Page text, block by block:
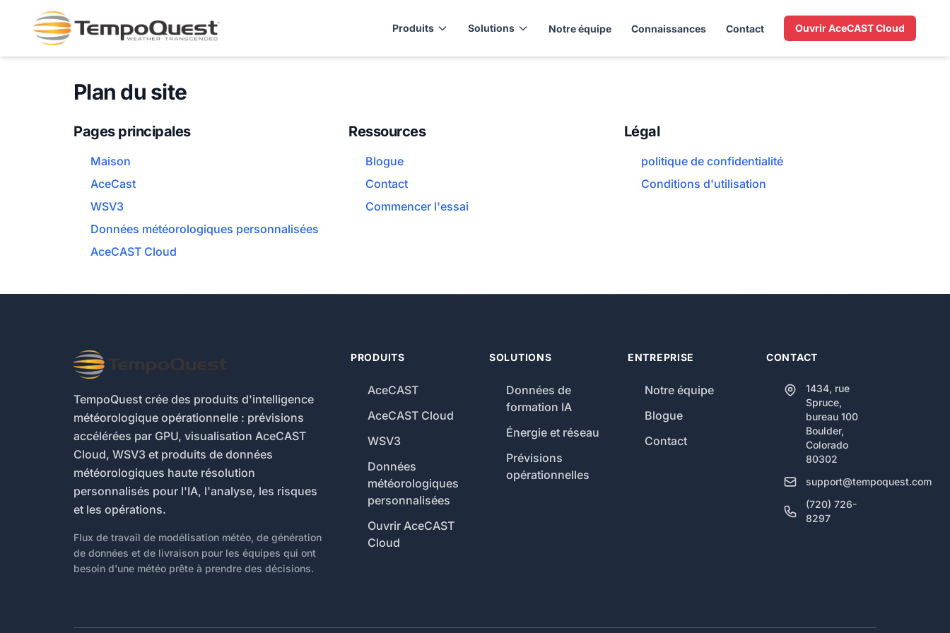
Produits Solutions Notre équipe Connaissances Contact Ouvrir AceCAST Cloud
Plan du site
Pages principales
Maison
AceCast
WSV3
Données météorologiques personnalisées
AceCAST Cloud
Ressources
Blogue
Contact
Commencer l'essai
Légal
politique de confidentialité
Conditions d'utilisation
TempoQuest crée des produits d'intelligence
météorologique opérationnelle : prévisions
accélérées par GPU, visualisation AceCAST
Cloud, WSV3 et produits de données
météorologiques haute résolution
personnalisés pour l'IA, l'analyse, les risques
et les opérations.
Flux de travail de modélisation météo, de génération
de données et de livraison pour les équipes qui ont
besoin d'une météo prête à prendre des décisions.
PRODUITS
AceCAST
AceCAST Cloud
WSV3
Données
météorologiques
personnalisées
Ouvrir AceCAST
Cloud
SOLUTIONS
Données de
formation IA
Énergie et réseau
Prévisions
opérationnelles
ENTREPRISE
Notre équipe
Blogue
Contact
CONTACT
1434, rue
Spruce,
bureau 100
Boulder,
Colorado
80302
support@tempoquest.com
(720) 726-
8297